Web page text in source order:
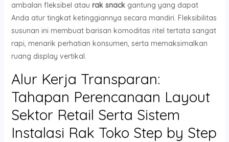
ambalan fleksibel atau rak snackgantung yang dapat
Anda atur tingkat ketinggiannya secara mandiri. Fleksibilitas
susunan ini membuat barisan komoditas ritel tertata sangat
rapi, menarik perhatian konsumen, serta memaksimalkan
ruang display vertikal.
Alur Kerja Transparan:
Tahapan Perencanaan Layout
Sektor Retail Serta Sistem
Instalasi Rak Toko Step by Step